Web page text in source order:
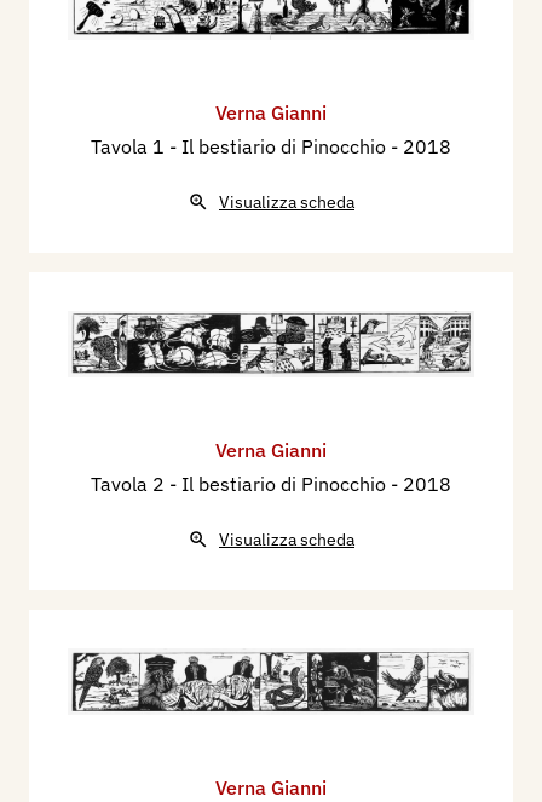
Verna Gianni
Tavola 1 - Il bestiario di Pinocchio - 2018
Visualizza scheda
Verna Gianni
Tavola 2 - Il bestiario di Pinocchio - 2018
Visualizza scheda
Verna Gianni